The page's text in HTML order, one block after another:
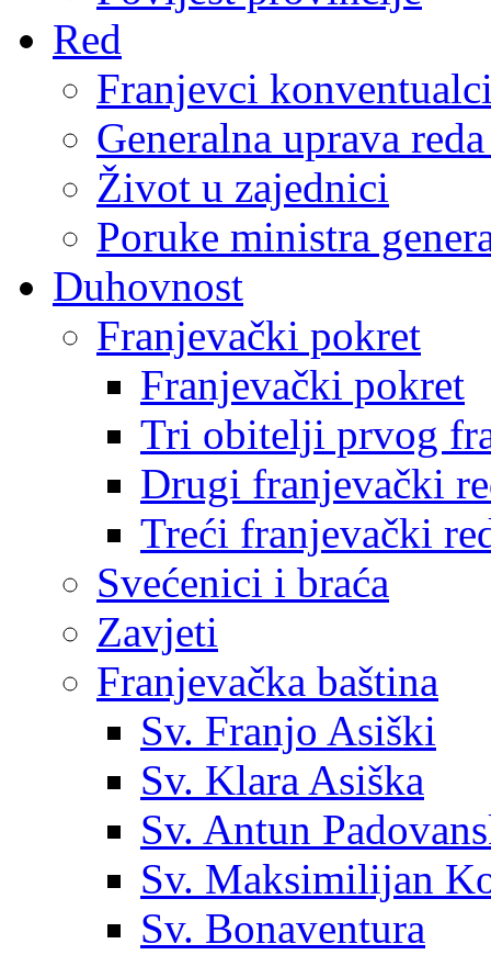
Red
Franjevci
Generalna uprava
Život u zajednici
Poruke ministra
Duhovnost
Franjevački pokret
Franjevački pokret
Tri obitelji prvog
Drugi franjevački
Treći franjevački
Svećenici i braća
Zavjeti
Franjevačka baština
Sv. Franjo Asiški
Sv. Klara Asiška
Sv. Antun
Sv. Maksimilijan
Sv. Bonaventura